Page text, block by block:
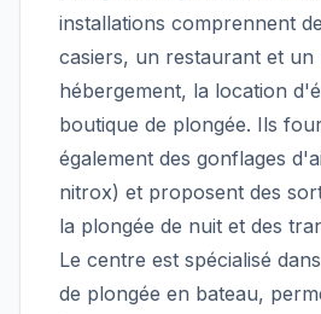
installations comprennent
casiers, un restaurant et un
hébergement, la location
boutique de plongée. Ils
également des gonflages
nitrox) et proposent des
la plongée de nuit et des
Le centre est spécialisé
de plongée en bateau,